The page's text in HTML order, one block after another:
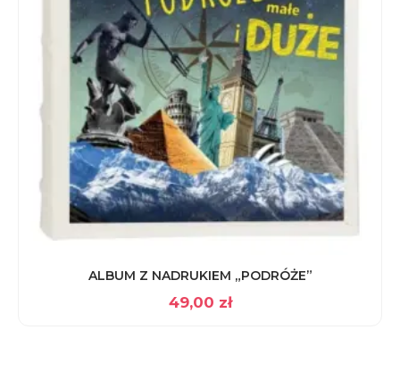
ALBUM Z NADRUKIEM „PODRÓŻE”
49,00 zł